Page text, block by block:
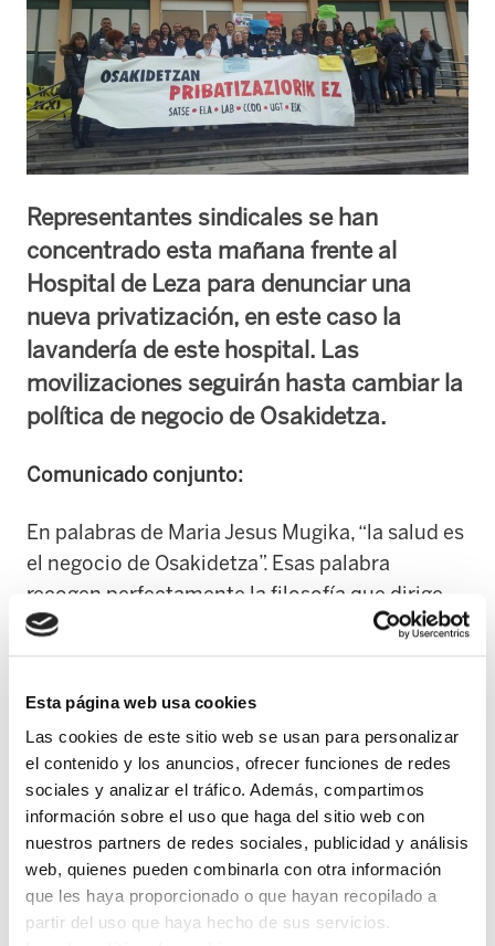
Esta página web usa cookies
Las cookies de este sitio web se usan para personalizar
el contenido y los anuncios, ofrecer funciones de redes
sociales y analizar el tráfico. Además, compartimos
información sobre el uso que haga del sitio web con
nuestros partners de redes sociales, publicidad y análisis
web, quienes pueden combinarla con otra información
que les haya proporcionado o que hayan recopilado a
partir del uso que haya hecho de sus servicios.
Representantes sindicales se han
concentrado esta mañana frente al
Hospital de Leza para denunciar una
nueva privatización, en este caso la
lavandería de este hospital. Las
movilizaciones seguirán hasta cambiar la
política de negocio de Osakidetza.
Comunicado conjunto:
En palabras de Maria Jesus Mugika, “la salud es
el negocio de Osakidetza”. Esas palabra
recogen perfectamente la filosofía que dirige
Osakidetza; quieren que la sanidad sea una
fuente de negocio. Un suculento negocio para
tres ejemplos:
Garbialdi: Ha tenido un beneficio
acumulado los últimos tres años de
1.518.797 euros. Garbialdi supone un gasto
para Osakidetza superior a los 30 millones
de euros anuales.